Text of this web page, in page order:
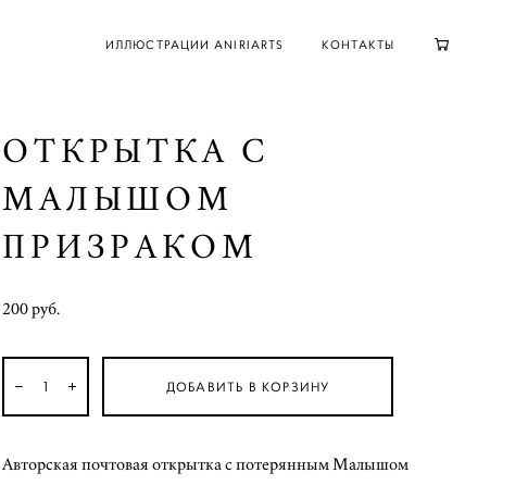
ИЛЛЮСТРАЦИИ ANIRIARTS КОНТАКТЫ
ОТКРЫТКА С
МАЛЫШОМ
ПРИЗРАКОМ
200 pуб.
ДОБАВИТЬ В КОРЗИНУ
Авторская почтовая открытка с потерянным Малышом